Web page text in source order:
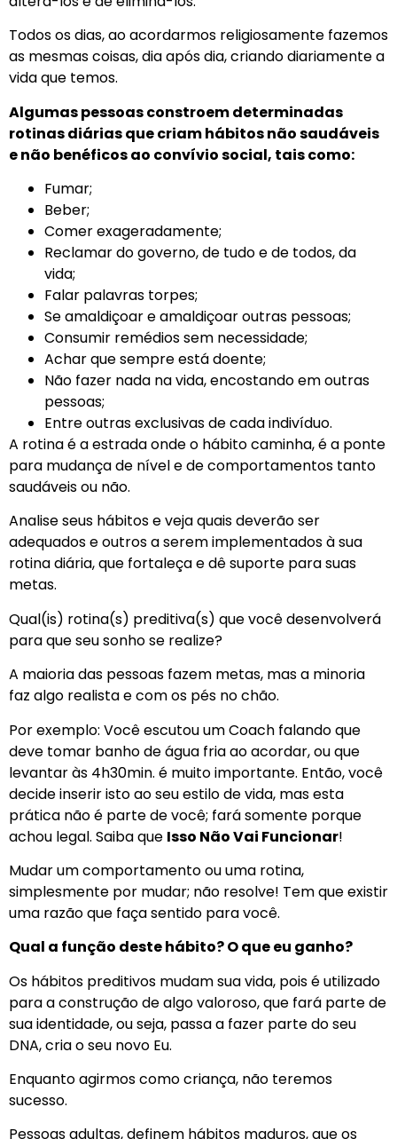
Todos os dias, ao acordarmos religiosamente fazemos
as mesmas coisas, dia após dia, criando diariamente a
vida que temos.
Algumas pessoas constroem determinadas
rotinas diárias que criam hábitos não saudáveis
e não benéficos ao convívio social, tais como:
Fumar;
Beber;
Comer exageradamente;
Reclamar do governo, de tudo e de todos, da
vida;
Falar palavras torpes;
Se amaldiçoar e amaldiçoar outras pessoas;
Consumir remédios sem necessidade;
Achar que sempre está doente;
Não fazer nada na vida, encostando em outras
pessoas;
Entre outras exclusivas de cada indivíduo.
A rotina é a estrada onde o hábito caminha, é a ponte
para mudança de nível e de comportamentos tanto
saudáveis ou não.
Analise seus hábitos e veja quais deverão ser
adequados e outros a serem implementados à sua
rotina diária, que fortaleça e dê suporte para suas
metas.
Qual(is) rotina(s) preditiva(s) que você desenvolverá
para que seu sonho se realize?
A maioria das pessoas fazem metas, mas a minoria
faz algo realista e com os pés no chão.
Por exemplo: Você escutou um Coach falando que
deve tomar banho de água fria ao acordar, ou que
levantar às 4h30min. é muito importante. Então, você
decide inserir isto ao seu estilo de vida, mas esta
prática não é parte de você; fará somente porque
achou legal. Saiba que Isso Não Vai Funcionar!
Mudar um comportamento ou uma rotina,
simplesmente por mudar; não resolve! Tem que existir
uma razão que faça sentido para você.
Qual a função deste hábito? O que eu ganho?
Os hábitos preditivos mudam sua vida, pois é utilizado
para a construção de algo valoroso, que fará parte de
sua identidade, ou seja, passa a fazer parte do seu
DNA, cria o seu novo Eu.
Enquanto agirmos como criança, não teremos
sucesso.
Pessoas adultas, definem hábitos maduros, que os